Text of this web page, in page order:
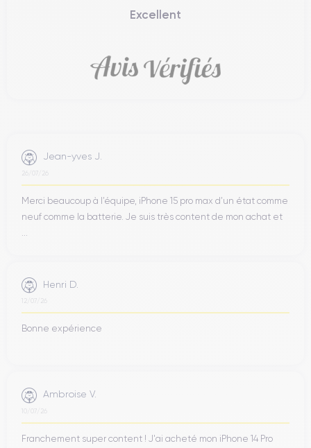
Excellent
Jean-yves J.
26/07/26
Merci beaucoup à l’équipe, iPhone 15 pro max d’un état comme
neuf comme la batterie. Je suis très content de mon achat et
Henri D.
12/07/26
Bonne expérience
Ambroise V.
10/07/26
Franchement super content ! J'ai acheté mon iPhone 14 Pro